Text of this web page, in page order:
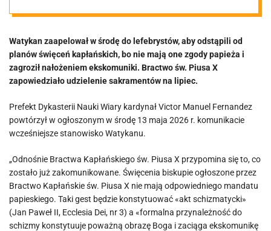
Bractwem św.
Piusa X?
Watykan zaapelował w środę do lefebrystów, aby odstąpili od
planów święceń kapłańskich, bo nie mają one zgody papieża i
zagroził nałożeniem ekskomuniki. Bractwo św. Piusa X
zapowiedziało udzielenie sakramentów na lipiec.
Prefekt Dykasterii Nauki Wiary kardynał Victor Manuel Fernandez
powtórzył w ogłoszonym w środę 13 maja 2026 r. komunikacie
wcześniejsze stanowisko Watykanu.
„Odnośnie Bractwa Kapłańskiego św. Piusa X przypomina się to, co
zostało już zakomunikowane. Święcenia biskupie ogłoszone przez
Bractwo Kapłańskie św. Piusa X nie mają odpowiedniego mandatu
papieskiego. Taki gest będzie konstytuować «akt schizmatycki»
(Jan Paweł II, Ecclesia Dei, nr 3) a «formalna przynależność do
schizmy konstytuuje poważną obrazę Boga i zaciąga ekskomunikę